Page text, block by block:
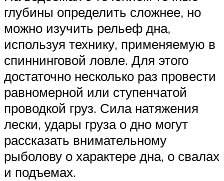
глубины определить сложнее, но
можно изучить рельеф дна,
используя технику, применяемую в
спиннинговой ловле. Для этого
достаточно несколько раз провести
равномерной или ступенчатой
проводкой груз. Сила натяжения
лески, удары груза о дно могут
рассказать внимательному
рыболову о характере дна, о свалах
и подъемах.